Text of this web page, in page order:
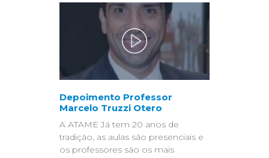
Depoimento Professor
Marcelo Truzzi Otero
A ATAME Já tem 20 anos de
tradição, as aulas são presenciais e
os professores são os mais